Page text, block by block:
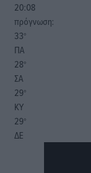
20:08
πρόγνωση:
33°
ΠΑ
28°
ΣΑ
29°
ΚΥ
29°
ΔΕ